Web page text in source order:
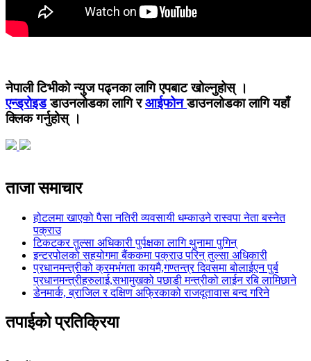
नेपाली टिभीको न्युज पढ्नका लागि एपबाट खोल्नुहोस् ।
एन्ड्रोइडडाउनलोडका लागि रआईफोनडाउनलोडका लागि यहाँ
क्लिक गर्नुहोस् ।
ताजा समाचार
होटलमा खाएको पैसा नतिरी व्यवसायी धम्काउने रास्वपा नेता बस्नेत
पक्राउ
टिकटकर तुल्सा अधिकारी पुर्पक्षका लागि थुनामा पुगिन्
इन्टरपोलको सहयोगमा बैंककमा पक्राउ परिन् तुल्सा अधिकारी
प्रधानमन्त्रीको क्रमभंगता कायमै,गण्तन्त्र दिवसमा बोलाईएन पुर्ब
प्रधानमन्त्रीहरुलाई,सभामुखको पछाडी मन्त्रीको लाईन रबि लामिछाने
डेनमार्क, ब्राजिल र दक्षिण अफ्रिकाको राजदूतावास बन्द गरिने
तपाईको प्रतिक्रिया